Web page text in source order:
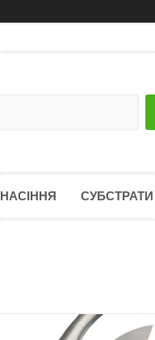
НАСІННЯ СУБСТРАТИ